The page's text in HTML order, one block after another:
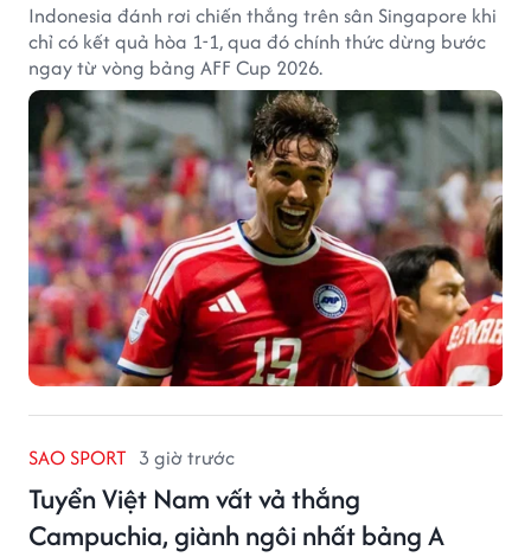
Indonesia đánh rơi chiến thắng trên sân Singapore khi
chỉ có kết quả hòa 1-1, qua đó chính thức dừng bước
ngay từ vòng bảng AFF Cup 2026.
SAO SPORT 3 giờ trước
Tuyển Việt Nam vất vả thắng
Campuchia, giành ngôi nhất bảng A